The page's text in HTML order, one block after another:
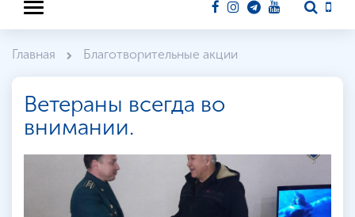
Главная Благотворительные акции
Ветераны всегда во
внимании.